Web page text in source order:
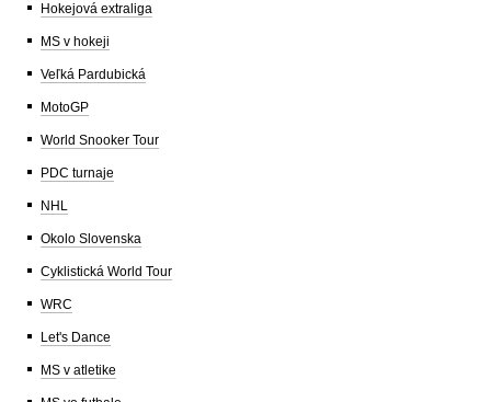
Hokejová extraliga
MS v hokeji
Veľká Pardubická
MotoGP
World Snooker Tour
PDC turnaje
NHL
Okolo Slovenska
Cyklistická World Tour
WRC
Let's Dance
MS v atletike